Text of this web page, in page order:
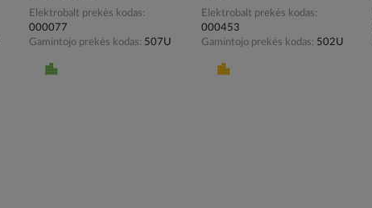
Elektrobalt prekės kodas
000077
Gamintojo prekės kodas
507U
Elektrobalt prekės kodas
000453
Gamintojo prekės kodas
502U